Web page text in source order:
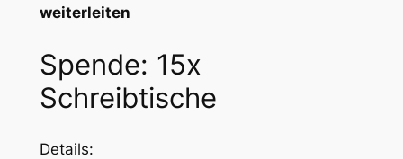
weiterleiten
Spende: 15x
Schreibtische
Details: